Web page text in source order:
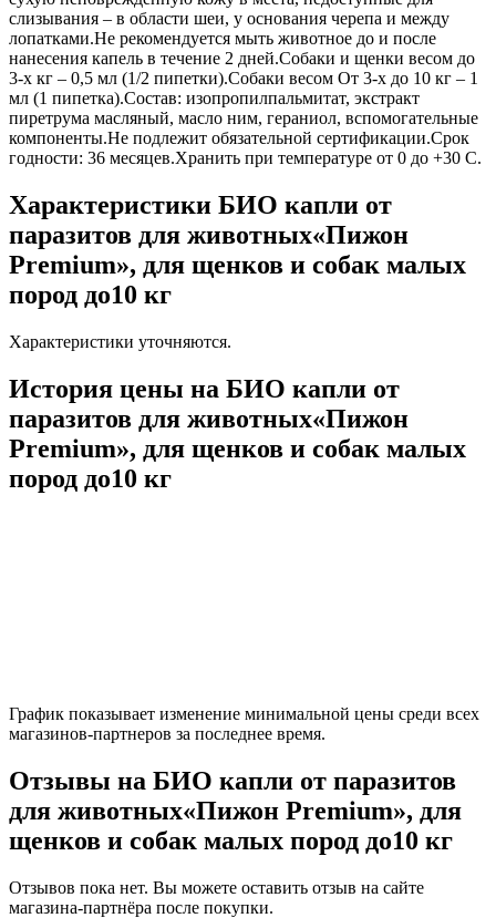
слизывания – в области шеи, у основания черепа и между
лопатками.Не рекомендуется мыть животное до и после
нанесения капель в течение 2 дней.Собаки и щенки весом до
3-х кг – 0,5 мл (1/2 пипетки).Собаки весом От 3-х до 10 кг – 1
мл (1 пипетка).Состав: изопропилпальмитат, экстракт
пиретрума масляный, масло ним, гераниол, вспомогательные
компоненты.Не подлежит обязательной сертификации.Срок
годности: 36 месяцев.Хранить при температуре от 0 до +30 С.
Характеристики БИО капли от
паразитов для животных«Пижон
Premium», для щенков и собак малых
пород до10 кг
Характеристики уточняются.
История цены на БИО капли от
паразитов для животных«Пижон
Premium», для щенков и собак малых
пород до10 кг
График показывает изменение минимальной цены среди всех
магазинов-партнеров за последнее время.
Отзывы на БИО капли от паразитов
для животных«Пижон Premium», для
щенков и собак малых пород до10 кг
Отзывов пока нет. Вы можете оставить отзыв на сайте
магазина-партнёра после покупки.